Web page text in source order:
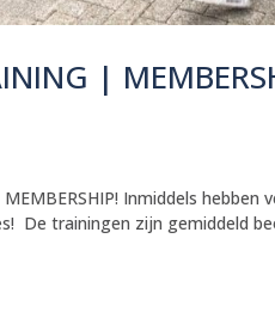
|
Inmiddels hebben
De trainingen zijn gemiddeld